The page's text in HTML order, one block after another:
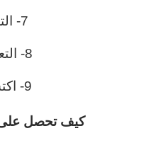
7- التعرف على ابرز القوى العالمية المعاصرة وتأثيرها على الاثنيينات الدولية
8- التعرف على اهم المنظمات الدولية والاسلامية والعربية فى الوقت الحاضر
9- اكتساب المهارات والقيم والاتجاهات الايجابية التى تضمنتها وحدات المقرر
كيف تحصل على